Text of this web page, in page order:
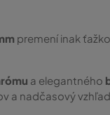
premení inak
a elegantného
a nadčasový